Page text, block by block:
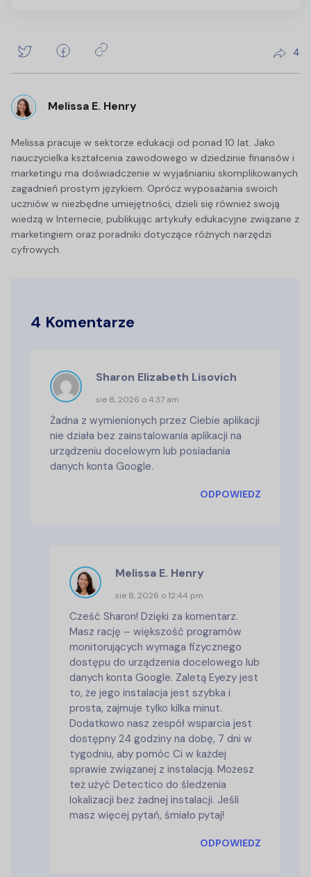
4
Melissa E. Henry
Melissa pracuje w sektorze edukacji od ponad 10 lat. Jako
nauczycielka kształcenia zawodowego w dziedzinie finansów i
marketingu ma doświadczenie w wyjaśnianiu skomplikowanych
zagadnień prostym językiem. Oprócz wyposażania swoich
uczniów w niezbędne umiejętności, dzieli się również swoją
wiedzą w Internecie, publikując artykuły edukacyjne związane z
marketingiem oraz poradniki dotyczące różnych narzędzi
cyfrowych.
4 Komentarze
Sharon Elizabeth Lisovich
sie 8, 2026 o 4:37 am
Żadna z wymienionych przez Ciebie aplikacji
nie działa bez zainstalowania aplikacji na
urządzeniu docelowym lub posiadania
danych konta Google.
ODPOWIEDZ
Melissa E. Henry
sie 8, 2026 o 12:44 pm
Cześć Sharon! Dzięki za komentarz.
Masz rację – większość programów
monitorujących wymaga fizycznego
dostępu do urządzenia docelowego lub
danych konta Google. Zaletą Eyezy jest
to, że jego instalacja jest szybka i
prosta, zajmuje tylko kilka minut.
Dodatkowo nasz zespół wsparcia jest
dostępny 24 godziny na dobę, 7 dni w
tygodniu, aby pomóc Ci w każdej
sprawie związanej z instalacją. Możesz
też użyć Detectico do śledzenia
lokalizacji bez żadnej instalacji. Jeśli
masz więcej pytań, śmiało pytaj!
ODPOWIEDZ